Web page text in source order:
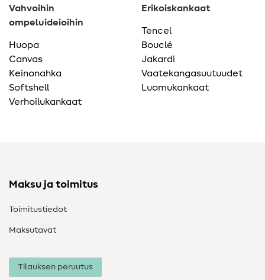
Vahvoihin
ompeluideioihin
Huopa
Canvas
Keinonahka
Softshell
Verhoilukankaat
Erikoiskankaat
Tencel
Bouclé
Jakardi
Vaatekangasuutuudet
Luomukankaat
Maksu ja toimitus
Toimitustiedot
Maksutavat
Tilauksen peruutus